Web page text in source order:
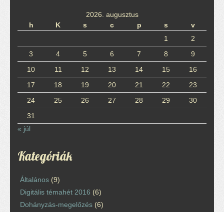
2026. augusztus
h
K s c p s
v
1
2
3
4 5 6 7 8
9
10
11 12 13 14 15
16
17
18 19 20 21 22
23
24
25 26 27 28 29
30
31
« júl
Kategóriák
Általános (9)
Digitális témahét 2016 (6)
Dohányzás-megelőzés (6)